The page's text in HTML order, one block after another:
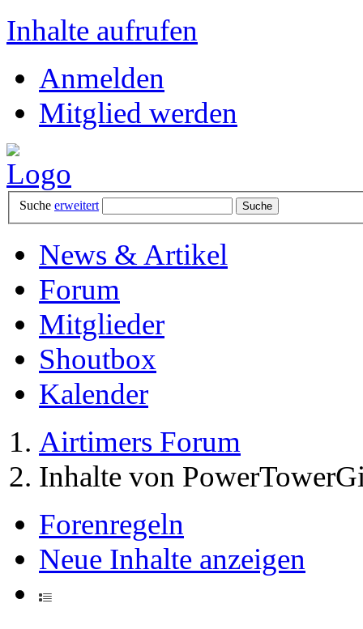
Inhalte aufrufen
Anmelden
Mitglied werden
Suche erweitert
News & Artikel
Forum
Mitglieder
Shoutbox
Kalender
Airtimers Forum
Inhalte von
Forenregeln
Neue Inhalte anzeigen